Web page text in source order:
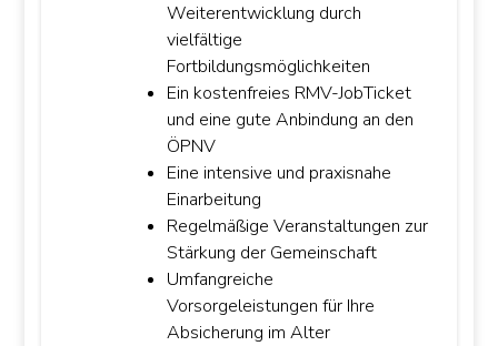
Weiterentwicklung durch
vielfältige
Fortbildungsmöglichkeiten
Ein kostenfreies RMV-JobTicket
und eine gute Anbindung an den
ÖPNV
Eine intensive und praxisnahe
Einarbeitung
Regelmäßige Veranstaltungen zur
Stärkung der Gemeinschaft
Umfangreiche
Vorsorgeleistungen für Ihre
Absicherung im Alter